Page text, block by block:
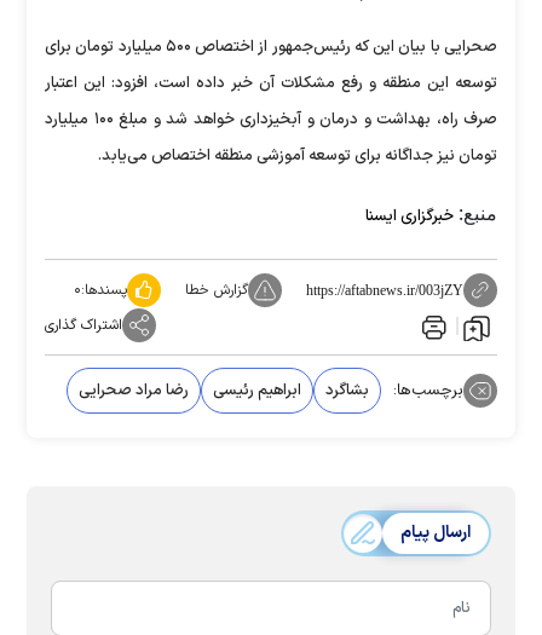
صحرایی با بیان این که رئیس‌جمهور از اختصاص ۵۰۰ میلیارد تومان برای
توسعه این منطقه و رفع مشکلات آن خبر داده است، افزود: این اعتبار
صرف راه، بهداشت و درمان و آبخیزداری خواهد شد و مبلغ ۱۰۰ میلیارد
تومان نیز جداگانه برای توسعه آموزشی منطقه اختصاص می‌یابد.
منبع: خبرگزاری ایسنا
https://aftabnews.ir/003jZY گزارش خطا پسندها:۰
اشتراک گذاری
برچسب‌ها: بشاگرد ابراهیم رئیسی رضا مراد صحرایی
ارسال پیام